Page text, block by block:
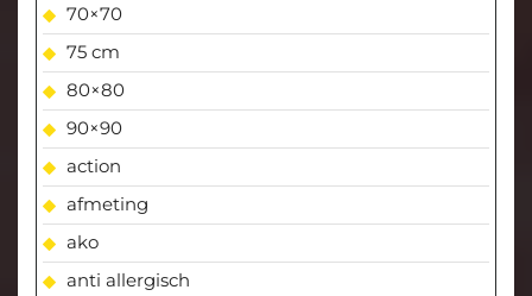
70×70
75 cm
80×80
90×90
action
afmeting
ako
anti allergisch